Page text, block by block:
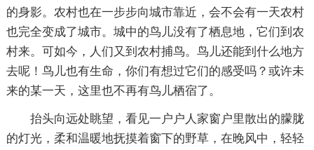
的身影。农村也在一步步向城市靠近，会不会有一天农村
也完全变成了城市。城中的鸟儿没有了栖息地，它们到农
村来。可如今，人们又到农村捕鸟。鸟儿还能到什么地方
去呢！鸟儿也有生命，你们有想过它们的感受吗？或许未
来的某一天，这里也不再有鸟儿栖宿了。
抬头向远处眺望，看见一户户人家窗户里散出的朦胧
的灯光，柔和温暖地抚摸着窗下的野草，在晚风中，轻轻